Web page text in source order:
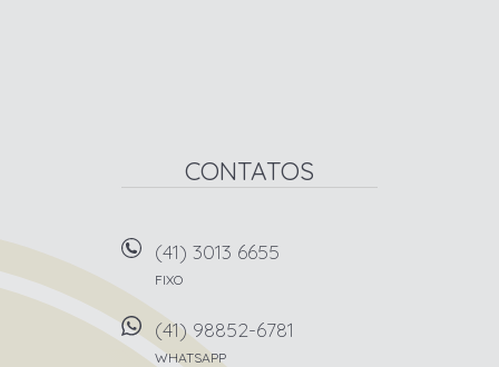
CONTATOS
(41) 3013 6655
FIXO
(41) 98852-6781
WHATSAPP